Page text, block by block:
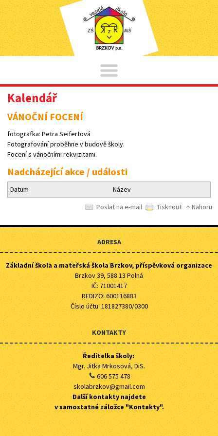
Kalendář
VÁNOČNÍ FOCENÍ
fotografka: Petra Seifertová
Fotografování proběhne v budově školy.
Focení s vánočními rekvizitami.
Nadcházející akce / události
Datum
Název
Poslat na e-mail
Tisknout ↑ Nahoru
ADRESA
Základní škola a mateřská škola Brzkov, příspěvková organizace
Brzkov 39, 588 13 Polná
IČ: 71001417
REDIZO: 600116883
Číslo účtu: 181827380/0300
KONTAKTY
Ředitelka školy:
Mgr. Jitka Mrkosová, DiS.
606 575 478
skolabrzkov@gmail.com
Další kontakty najdete
v samostatné záložce "Kontakty".